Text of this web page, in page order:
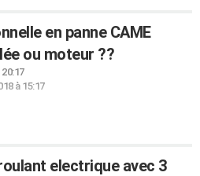
en panne CAME
ou moteur ??
à 15:17
electrique avec 3